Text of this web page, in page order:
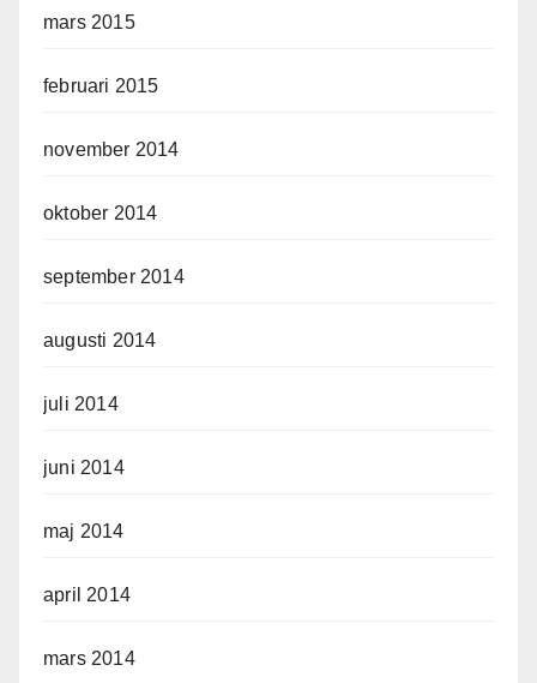
mars 2015
februari 2015
november 2014
oktober 2014
september 2014
augusti 2014
juli 2014
juni 2014
maj 2014
april 2014
mars 2014